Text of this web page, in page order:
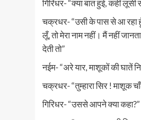
गिरिधर- “क्या बात हुई, कहीं
चक्रधर- “उसी के पास से आ रहा
लूँ, तो मेरा नाम नहीं। मैं नहीं
देती तो”
नईम- “अरे यार, माशूकों की घातें
चक्रधर- “तुम्हारा सिर ! माशूक
गिरिधर- “उससे आपने क्या कहा?”